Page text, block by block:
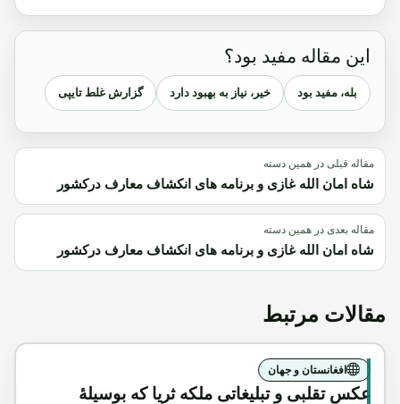
این مقاله مفید بود؟
بله، مفید بود خیر، نیاز به بهبود دارد گزارش غلط تایپی
مقاله قبلی در همین دسته
شاه امان الله غازی و برنامه های انکشاف معارف درکشور
مقاله بعدی در همین دسته
شاه امان الله غازی و برنامه های انکشاف معارف درکشور
مقالات مرتبط
افغانستان و جهان
عکس تقلبی و تبلیغاتی ملکه ثریا که بوسیلۀ